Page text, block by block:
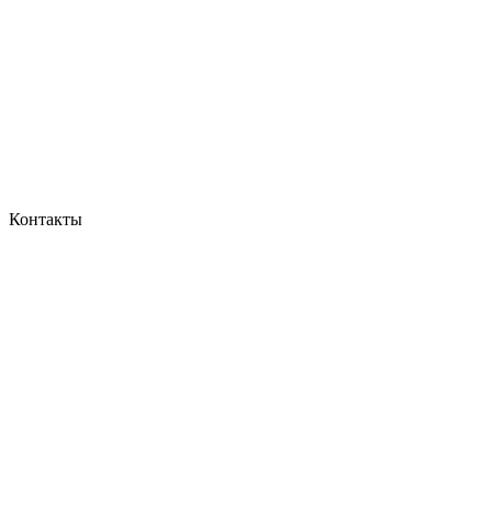
Контакты